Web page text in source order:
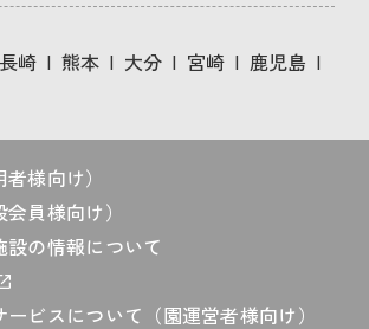
長崎 熊本 大分 宮崎
鹿児島
様向け）
員様向け）
の情報について
ビスについて（園運営者様向け）